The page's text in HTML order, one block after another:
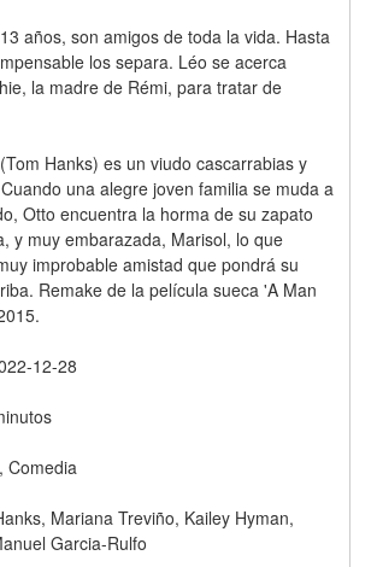
años, son amigos de toda la vida. Hasta
los separa. Léo se acerca
la madre de Rémi, para tratar de
una alegre joven familia se muda a
Otto encuentra la horma de su zapato
y muy embarazada, Marisol, lo que
improbable amistad que pondrá su
Remake de la película sueca 'A Man
12-28
Comedia
Mariana Treviño, Kailey Hyman,
Garcia-Rulfo